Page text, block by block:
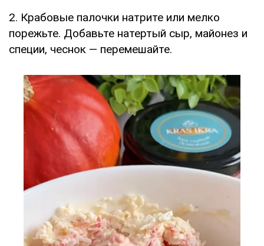
2. Крабовые палочки натрите или мелко
порежьте. Добавьте натертый сыр, майонез и
специи, чеснок — перемешайте.